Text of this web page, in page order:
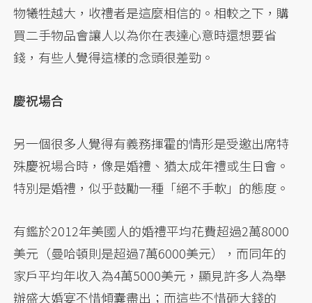
物犧牲越大，收禮者是這麼相信的。相較之下，購
買二手物品會讓人以為你在表達心意時還想要省
錢，有些人覺得這樣的念頭很差勁。
慶祝場合
另一個很多人覺得有義務揮霍的情形是受邀出席特
殊慶祝場合時，像是婚禮、猶太成年禮或生日會。
特別是婚禮，似乎鼓勵一種「絕不手軟」的態度。
有鑑於2012年美國人的婚禮平均花費超過2萬8000
美元（曼哈頓則是超過7萬6000美元），而同年的
家戶平均年收入為4萬5000美元，顯見許多人為舉
辦盛大婚宴不惜傾囊盡出；而這些不惜砸大錢的